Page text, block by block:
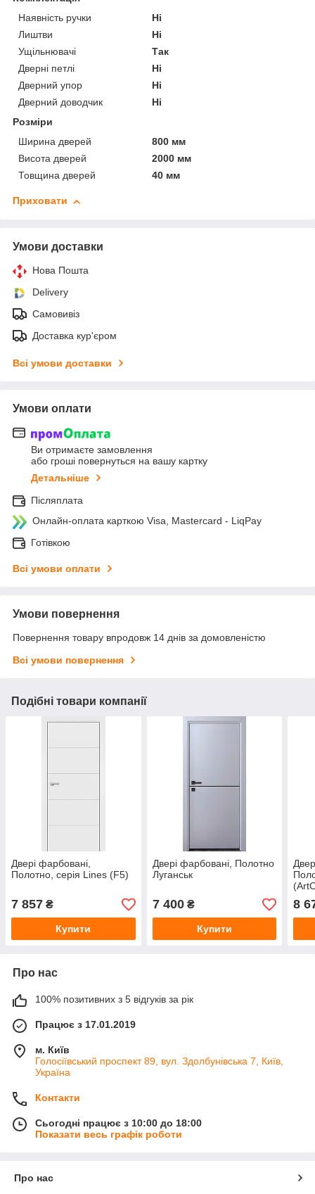
Наявність ручки
Ні
Лиштви
Ні
Ущільнювачі
Так
Дверні петлі
Ні
Дверний упор
Ні
Дверний доводчик
Ні
Розміри
Ширина дверей
800 мм
Висота дверей
2000 мм
Товщина дверей
40 мм
Приховати
Умови доставки
Нова Пошта
Delivery
Самовивіз
Доставка кур'єром
Всі умови доставки
Умови оплати
Ви отримаєте замовлення
або гроші повернуться на вашу картку
Детальніше
Післяплата
Онлайн-оплата карткою Visa, Mastercard - LiqPay
Готівкою
Всі умови оплати
Умови повернення
Повернення товару впродовж 14 днів за домовленістю
Всі умови повернення
Подібні товари компанії
Двері фарбовані,
Полотно, серія Lines (F5)
7 857 ₴
Купити
Двері фарбовані, Полотно
Луганськ
7 400₴
Купити
8
Про нас
100% позитивних з 5 відгуків за рік
Працює з 17.01.2019
м. Київ
Голосіївський проспект 89, вул. Здолбунівська 7, Київ,
Україна
Контакти
Сьогодні працює з 10:00 до 18:00
Показати весь графік роботи
Про нас